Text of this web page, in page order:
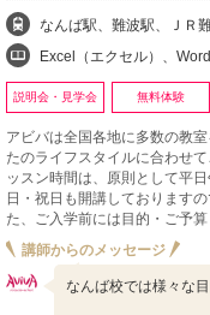
なんば駅、難波駅、ＪＲ
Excel（エクセル）、Word（ワード）、
説明会・見学会 無料体験
アビバは全国各地に多数の教
たのライフスタイルに合わせ
ッスン時間は、原則として平
日・祝日も開講しております
た、ご入学前には目的・ご予
講師からのメッセージ
なんば校では様々な